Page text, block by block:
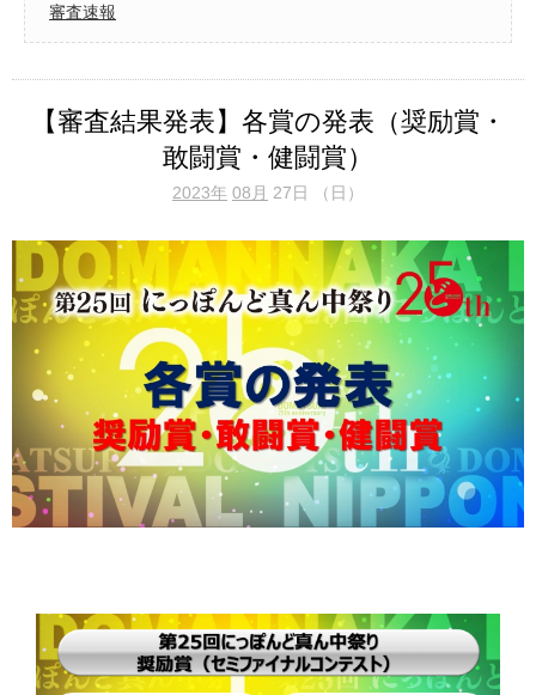
審査速報
【審査結果発表】各賞の発表（奨励賞・
敢闘賞・健闘賞）
2023年 08月 27日 （日）